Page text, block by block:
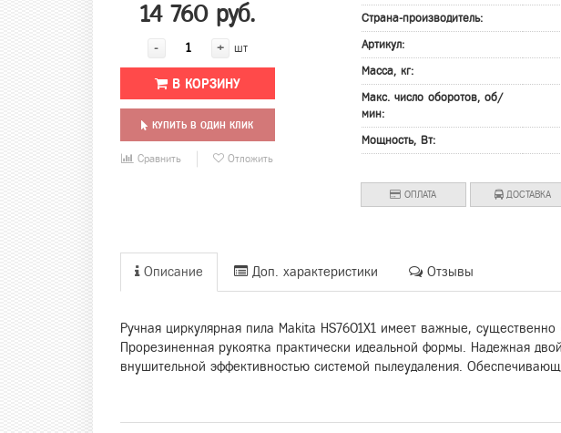
14 760 руб.
- + шт
В КОРЗИНУ
КУПИТЬ В ОДИН КЛИК
Сравнить Отложить
Страна-производитель:
Артикул:
Масса, кг:
Макс. число оборотов, об/
мин:
Мощность, Вт:
ОПЛАТА ДОСТАВКА
Описание Доп. характеристики Отзывы
Ручная циркулярная пила Makita HS7601X1 имеет важные,
Прорезиненная рукоятка практически идеальной формы. Надежная
внушительной эффективностью системой пылеудаления.